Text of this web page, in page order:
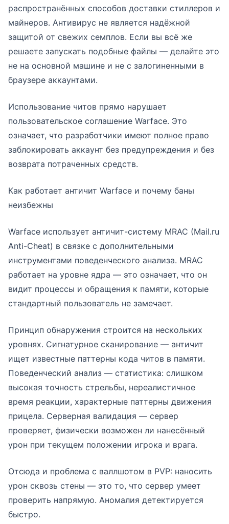
распространённых способов доставки стиллеров и
майнеров. Антивирус не является надёжной
защитой от свежих семплов. Если вы всё же
решаете запускать подобные файлы — делайте это
не на основной машине и не с залогиненными в
браузере аккаунтами.
Использование читов прямо нарушает
пользовательское соглашение Warface. Это
означает, что разработчики имеют полное право
заблокировать аккаунт без предупреждения и без
возврата потраченных средств.
Как работает античит Warface и почему баны
неизбежны
Warface использует античит-систему MRAC (Mail.ru
Anti-Cheat) в связке с дополнительными
инструментами поведенческого анализа. MRAC
работает на уровне ядра — это означает, что он
видит процессы и обращения к памяти, которые
стандартный пользователь не замечает.
Принцип обнаружения строится на нескольких
уровнях. Сигнатурное сканирование — античит
ищет известные паттерны кода читов в памяти.
Поведенческий анализ — статистика: слишком
высокая точность стрельбы, нереалистичное
время реакции, характерные паттерны движения
прицела. Серверная валидация — сервер
проверяет, физически возможен ли нанесённый
урон при текущем положении игрока и врага.
Отсюда и проблема с валлшотом в PVP: наносить
урон сквозь стены — это то, что сервер умеет
проверить напрямую. Аномалия детектируется
быстро.